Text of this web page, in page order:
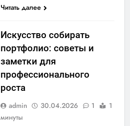
Читать далее
Искусство собирать
портфолио: советы и
заметки для
профессионального
роста
admin 30.04.2026 1
1
минуты